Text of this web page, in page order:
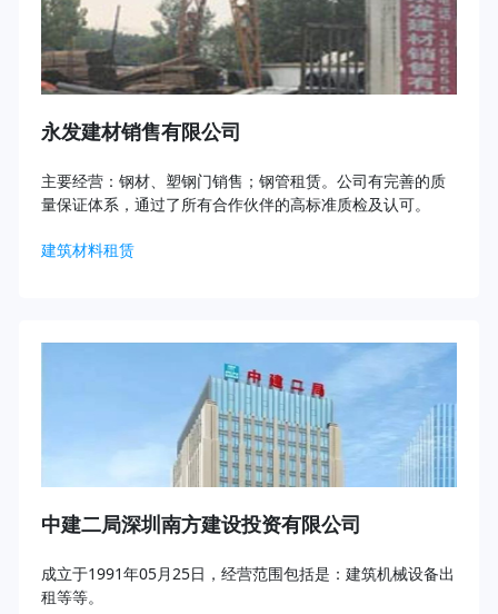
永发建材销售有限公司
主要经营：钢材、塑钢门销售；钢管租赁。公司有完善的质
量保证体系，通过了所有合作伙伴的高标准质检及认可。
建筑材料租赁
中建二局深圳南方建设投资有限公司
成立于1991年05月25日，经营范围包括是：建筑机械设备出
租等等。